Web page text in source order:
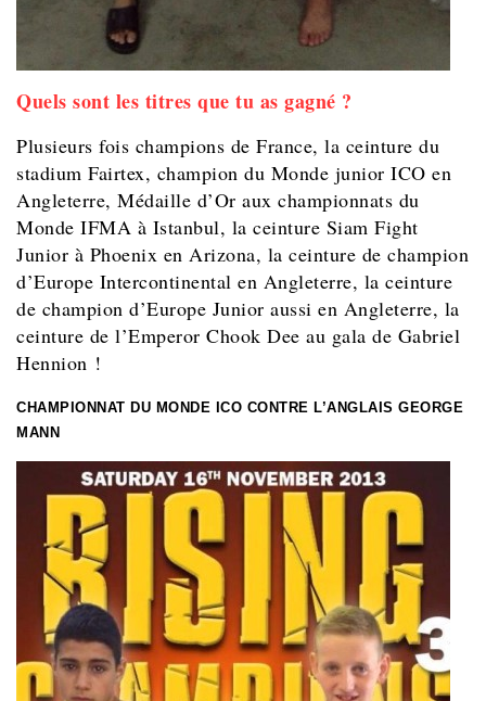
Quels sont les titres que tu as gagné ?
Plusieurs fois champions de France, la ceinture du
stadium Fairtex, champion du Monde junior ICO en
Angleterre, Médaille d’Or aux championnats du
Monde IFMA à Istanbul, la ceinture Siam Fight
Junior à Phoenix en Arizona, la ceinture de champion
d’Europe Intercontinental en Angleterre, la ceinture
de champion d’Europe Junior aussi en Angleterre, la
ceinture de l’Emperor Chook Dee au gala de Gabriel
Hennion !
CHAMPIONNAT DU MONDE ICO CONTRE L’ANGLAIS GEORGE
MANN